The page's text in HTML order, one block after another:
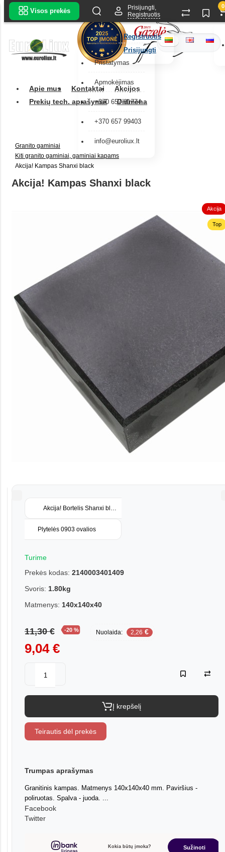
Pristatymas
Apmokėjimas
+370 657 91774
+370 657 99403
info@euroliux.lt
Apie mus Kontaktai
Akcijos
Prekių tech. aprašymai
Didmena
Visos prekės
Prisijungti,
Registruotis
Registruotis
Prisijungti
0
Granito gaminiai
Kiti granito gaminiai, gaminiai kapams
Akcija! Kampas Shanxi black
Akcija! Kampas Shanxi black
Akcija
Top
Akcija! Bortelis Shanxi black 1250x120x30
Plytelės 0903 ovalios
Turime
Prekės kodas: 2140003401409
Svoris: 1.80kg
Matmenys: 140x140x40
11,30 € -20 % Nuolaida: 2,26 €
9,04 €
Į krepšelį
Teirautis dėl prekės
Trumpas aprašymas
Granitinis kampas. Matmenys 140x140x40 mm. Paviršius -
poliruotas. Spalva - juoda. ...
Facebook
Twitter